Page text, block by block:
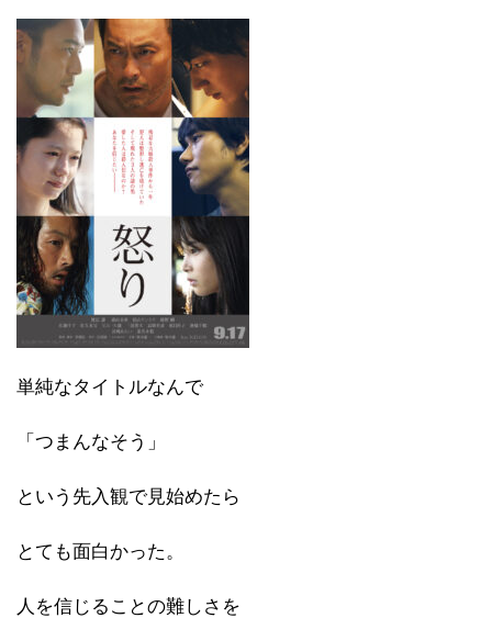
単純なタイトルなんで
「つまんなそう」
という先入観で見始めたら
とても面白かった。
人を信じることの難しさを